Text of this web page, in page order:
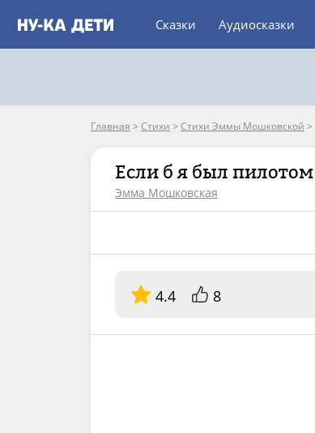
Сказки Аудиосказки
Главная > Стихи > Стихи Эммы Мошковской >
Если б я был пилотом
Эмма Мошковская
4.4 8